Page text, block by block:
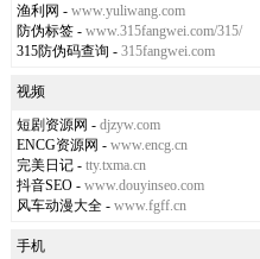
渔利网 - www.yuliwang.com
防伪标签 - www.315fangwei.com/315/
315防伪码查询 - 315fangwei.com
视频
短剧资源网 - djzyw.com
ENCG资源网 - www.encg.cn
完美日记 - tty.txma.cn
抖音SEO - www.douyinseo.com
风车动漫大全 - www.fgff.cn
手机